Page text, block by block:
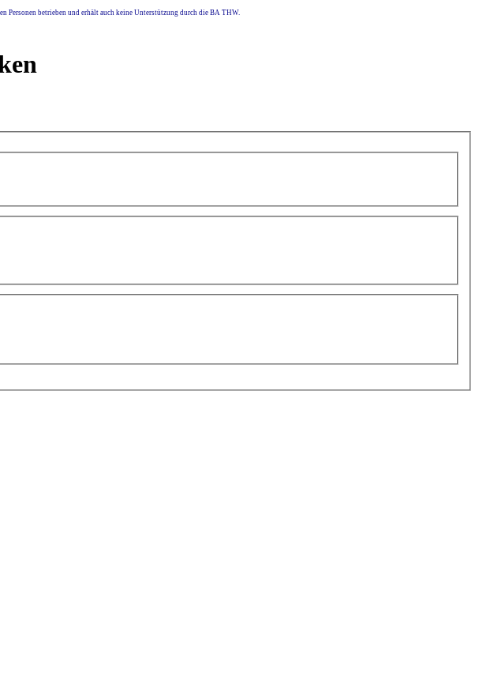
Personen betrieben und erhält auch keine Unterstützung durch die BA THW.